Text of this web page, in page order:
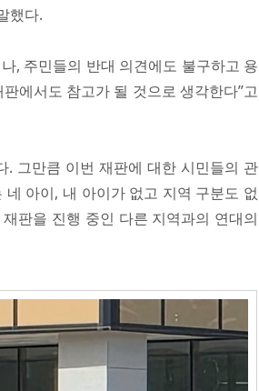
했다.
, 주민들의 반대 의견에도 불구하고 용
에서도 참고가 될 것으로 생각한다”고
. 그만큼 이번 재판에 대한 시민들의 관
아이, 내 아이가 없고 지역 구분도 없
판을 진행 중인 다른 지역과의 연대의